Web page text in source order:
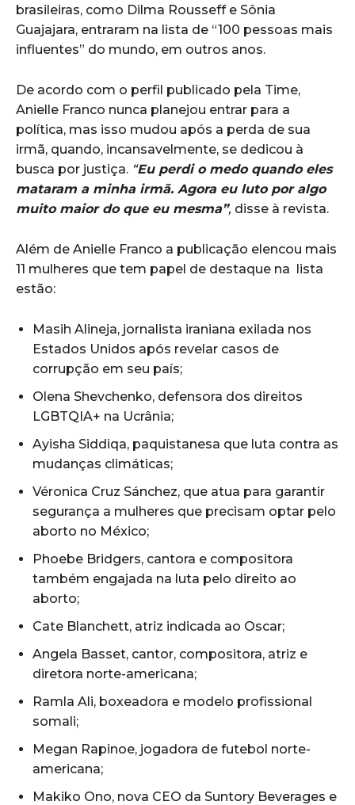
brasileiras, como Dilma Rousseff e Sônia
Guajajara, entraram na lista de “100 pessoas mais
influentes” do mundo, em outros anos.
De acordo com o perfil publicado pela Time,
Anielle Franco nunca planejou entrar para a
política, mas isso mudou após a perda de sua
irmã, quando, incansavelmente, se dedicou à
busca por justiça. “Eu perdi o medo quando eles
mataram a minha irmã. Agora eu luto por algo
muito maior do que eu mesma”, disse à revista.
Além de Anielle Franco a publicação elencou mais
11 mulheres que tem papel de destaque na lista
estão:
Masih Alineja, jornalista iraniana exilada nos
Estados Unidos após revelar casos de
corrupção em seu país;
Olena Shevchenko, defensora dos direitos
LGBTQIA+ na Ucrânia;
Ayisha Siddiqa, paquistanesa que luta contra as
mudanças climáticas;
Véronica Cruz Sánchez, que atua para garantir
segurança a mulheres que precisam optar pelo
aborto no México;
Phoebe Bridgers, cantora e compositora
também engajada na luta pelo direito ao
aborto;
Cate Blanchett, atriz indicada ao Oscar;
Angela Basset, cantor, compositora, atriz e
diretora norte-americana;
Ramla Ali, boxeadora e modelo profissional
somali;
Megan Rapinoe, jogadora de futebol norte-
americana;
Makiko Ono, nova CEO da Suntory Beverages e